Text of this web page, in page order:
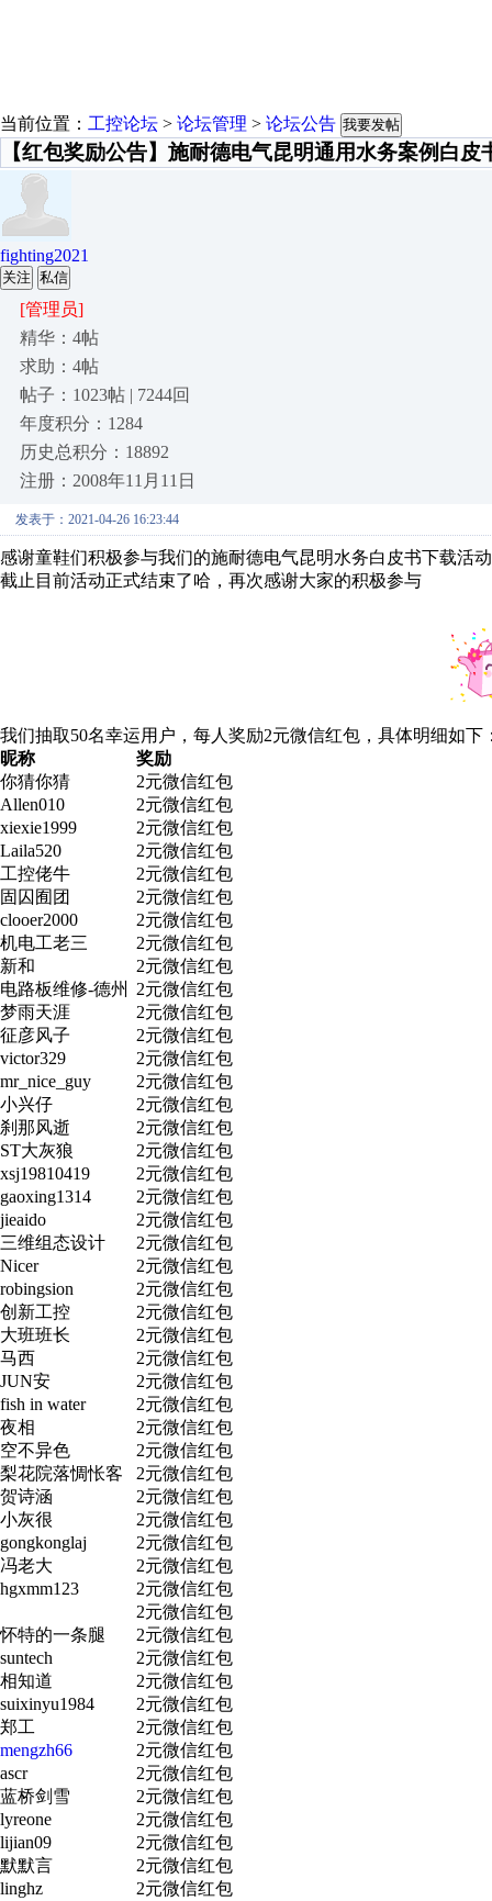
当前位置： 工控论坛 > 论坛管理 > 论坛公告 我要发帖
【红包奖励公告】施耐德电气昆明通用水务案例白皮
fighting2021
关注 私信
[管理员]
精华：4帖
求助：4帖
帖子：1023帖 | 7244回
年度积分：1284
历史总积分：18892
注册：2008年11月11日
发表于：2021-04-26 16:23:44
感谢童鞋们积极参与我们的施耐德电气昆明水务白皮书下载活
截止目前活动正式结束了哈，再次感谢大家的积极参与
我们抽取50名幸运用户，每人奖励2元微信红包，具体明细如下
昵称
奖励
你猜你猜
2元微信红包
Allen010
2元微信红包
xiexie1999
2元微信红包
Laila520
2元微信红包
工控佬牛
2元微信红包
固囚囿团
2元微信红包
clooer2000
2元微信红包
机电工老三
2元微信红包
新和
2元微信红包
电路板维修-德州
2元微信红包
梦雨天涯
2元微信红包
征彦风子
2元微信红包
victor329
2元微信红包
mr_nice_guy
2元微信红包
小兴仔
2元微信红包
刹那风逝
2元微信红包
ST大灰狼
2元微信红包
xsj19810419
2元微信红包
gaoxing1314
2元微信红包
jieaido
2元微信红包
三维组态设计
2元微信红包
Nicer
2元微信红包
robingsion
2元微信红包
创新工控
2元微信红包
大班班长
2元微信红包
马西
2元微信红包
JUN安
2元微信红包
fish in water
2元微信红包
夜相
2元微信红包
空不异色
2元微信红包
梨花院落惆怅客
2元微信红包
贺诗涵
2元微信红包
小灰很
2元微信红包
gongkonglaj
2元微信红包
冯老大
2元微信红包
hgxmm123
2元微信红包
2元微信红包
怀特的一条腿
2元微信红包
suntech
2元微信红包
相知道
2元微信红包
suixinyu1984
2元微信红包
郑工
2元微信红包
mengzh66
2元微信红包
ascr
2元微信红包
蓝桥剑雪
2元微信红包
lyreone
2元微信红包
lijian09
2元微信红包
默默言
2元微信红包
linghz
2元微信红包